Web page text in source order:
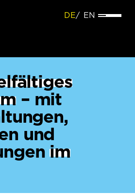
DE EN
– mit
und
im